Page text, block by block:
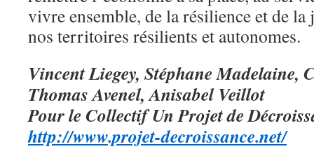
vivre ensemble, de la résilience et de
nos territoires résilients et autonomes.
Vincent Liegey, Stéphane Madelaine,
Thomas Avenel, Anisabel Veillot
Pour le Collectif Un Projet de
http://www.projet-decroissance.net/